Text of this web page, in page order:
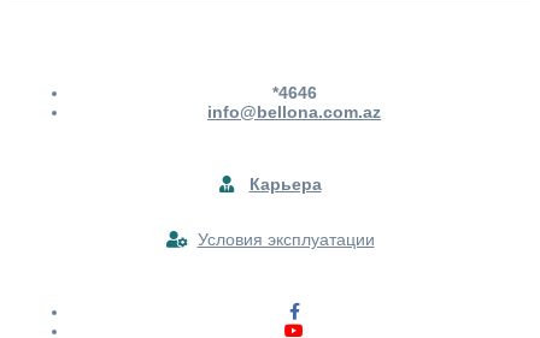
*4646
info@bellona.com.az
Карьера
Условия эксплуатации